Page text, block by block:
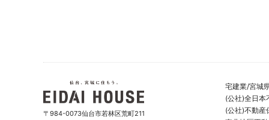
〒984-0073仙台市若林区荒町211
宅建業/宮城
(公社)全日本
(公社)不動産